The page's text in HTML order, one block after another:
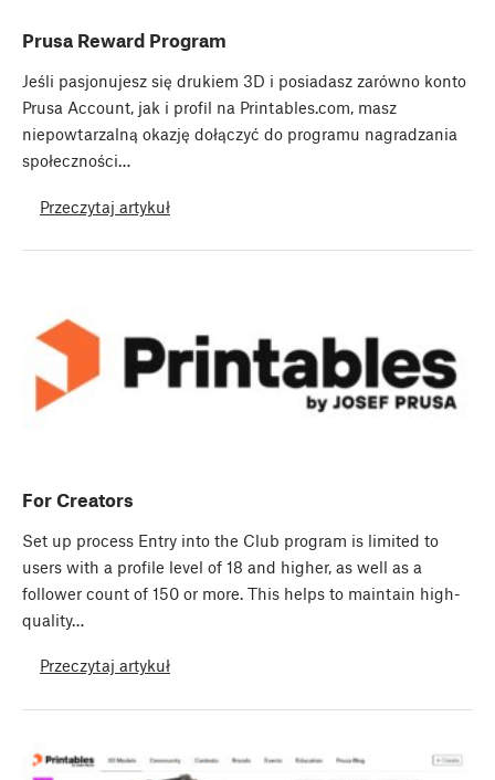
Prusa Reward Program
Jeśli pasjonujesz się drukiem 3D i posiadasz zarówno konto
Prusa Account, jak i profil na Printables.com, masz
niepowtarzalną okazję dołączyć do programu nagradzania
społeczności…
Przeczytaj artykuł
For Creators
Set up process Entry into the Club program is limited to
users with a profile level of 18 and higher, as well as a
follower count of 150 or more. This helps to maintain high-
quality…
Przeczytaj artykuł